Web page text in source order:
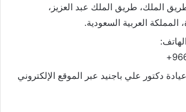
الملك، طريق الملك عبد العزيز،
العربية السعودية.
دكتور علي باجنيد عبر الموقع الإلكتروني